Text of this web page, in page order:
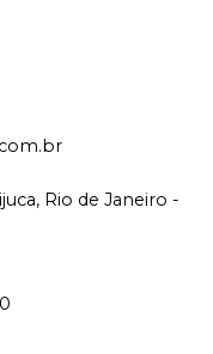
Rio de Janeiro -